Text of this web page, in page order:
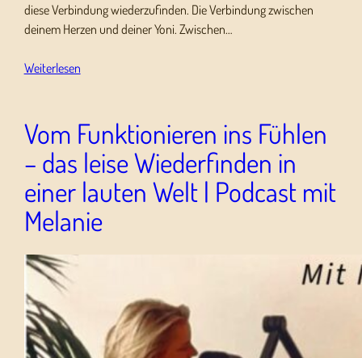
diese Verbindung wiederzufinden. Die Verbindung zwischen
deinem Herzen und deiner Yoni. Zwischen…
Weiterlesen
Vom Funktionieren ins Fühlen
– das leise Wiederfinden in
einer lauten Welt | Podcast mit
Melanie